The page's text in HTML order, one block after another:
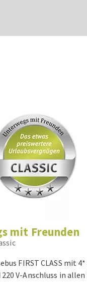
mit Freunden
FIRST CLASS mit
220 V-Anschluss in